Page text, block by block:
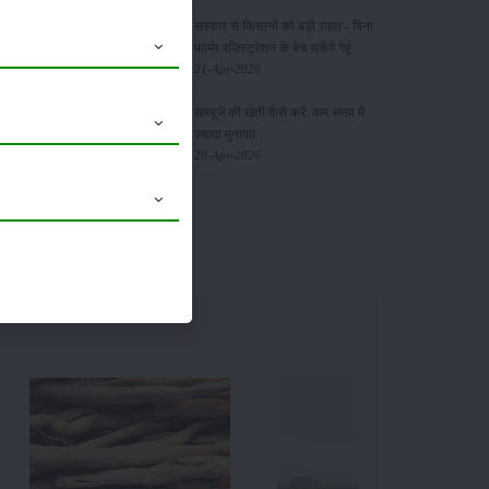
इसके
सरकार से किसानों को बड़ी राहत - बिना
फार्मर रजिस्ट्रेशन के बेच सकेंगे गेहूं
21-Apr-2026
खरबूजे की खेती कैसे करें: कम समय में
ज्यादा मुनाफा
20-Apr-2026